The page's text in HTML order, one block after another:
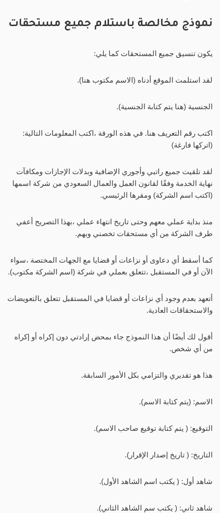
نموذج مخالصة باستلام جميع مستحقات
يكون تنسيق جميع المستحقات كما يلي:
لقد استلمت الموقع أدناه (الاسم مكتوب هنا).
الجنسية (هنا يتم كتابة الجنسية).
اكتب رقم التعريف هنا. في هذه الورقة ،اكتب المعلومات التالية:
(اتركها فارغة)
لقد تلقيت جميع راتبي وأجوري الإضافية وبدلات الإجازات ومكافآت
نهاية الخدمة وفقًا لقانون العمل والعمال السعودي من شركة اسمها
(اكتب اسم الشركة) ومقرها الرئيسي.
منذ بداية عملي معهم وحتى تاريخ انتهاء عملي ،بهذا التصريح أعفي
طرف الشركة من أي مستحقات تخصني وبهم.
كما أسقط أي دعاوى أو نزاعات أو قضايا مع الجهات المختصة ،سواء
الآن أو في المستقبل ،تتعلق بعملي في شركة (اسم الشركة مكتوب).
أتعهد بعدم وجود أي نزاعات أو قضايا في المستقبل تتعلق بالتعويضات
والاستحقاقات العادية.
أقول لك أيضًا أن هذا النموذج جاء بمحض إرادتي دون إكراه أو إكراه
من أي شخص.
هذا هو تقديري والتزامي بكل الأمور السابقة.
الاسم: (يتم كتابة الاسم).
التوقيع: ( يتم كتابة توقيع صاحب الاسم).
التاريخ: ( تاريخ إصدار الإقرار).
شاهد أول: ( يكتب اسم الشاهد الأول).
شاهد ثاني: ( يكتب سم الشاهد الثاني).